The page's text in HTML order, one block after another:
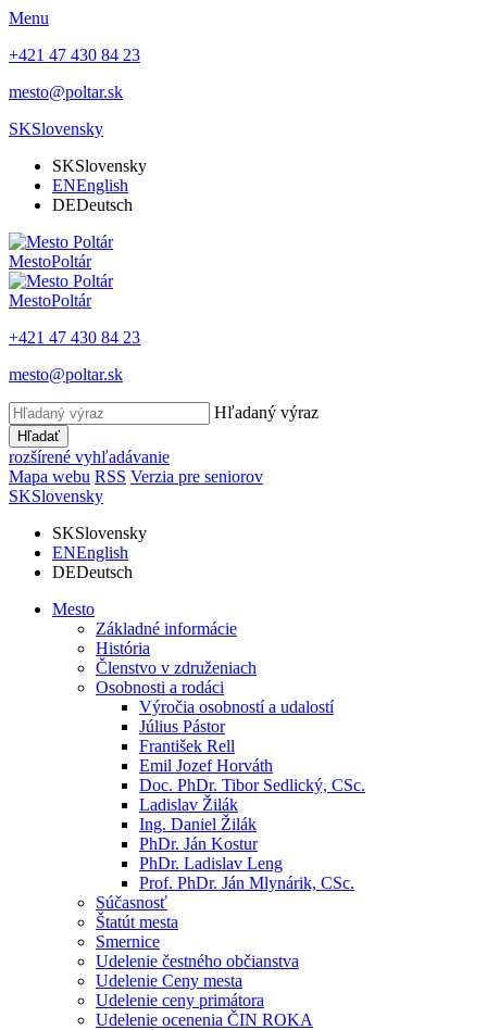
Menu
+421 47 430 84 23
mesto@poltar.sk
SKSlovensky
SKSlovensky
ENEnglish
DEDeutsch
MestoPoltár
MestoPoltár
+421 47 430 84 23
mesto@poltar.sk
Hľadaný výraz
Hľadať
rozšírené vyhľadávanie
Mapa webu RSS Verzia pre seniorov
SKSlovensky
SKSlovensky
ENEnglish
DEDeutsch
Mesto
Základné informácie
História
Členstvo v združeniach
Osobnosti a rodáci
Výročia osobností a udalostí
Július Pástor
František Rell
Emil Jozef Horváth
Doc. PhDr. Tibor Sedlický, CSc.
Ladislav Žilák
Ing. Daniel Žilák
PhDr. Ján Kostur
PhDr. Ladislav Leng
Prof. PhDr. Ján Mlynárik, CSc.
Súčasnosť
Štatút mesta
Smernice
Udelenie čestného občianstva
Udelenie Ceny mesta
Udelenie ceny primátora
Udelenie ocenenia ČIN ROKA